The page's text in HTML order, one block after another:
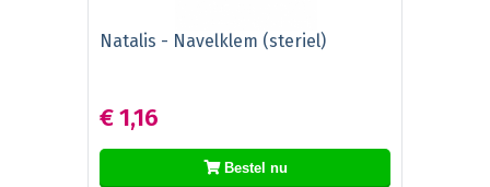
Natalis - Navelklem (steriel)
€ 1,16
Bestel nu